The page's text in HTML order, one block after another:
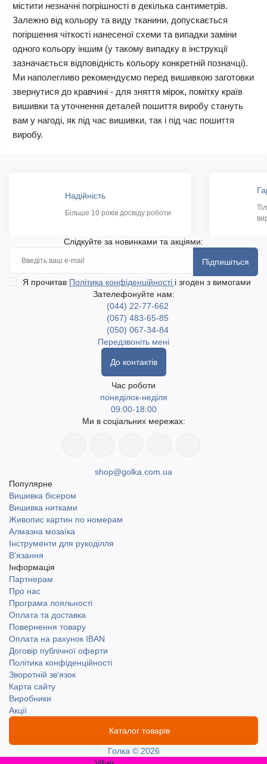
містити незначні погрішності в декілька сантиметрів.
Залежно від кольору та виду тканини, допускається
погіршення чіткості нанесеної схеми та випадки заміни
одного кольору іншим (у такому випадку в інструкції
зазначається відповідність кольору конкретній позначці).
Ми наполегливо рекомендуємо перед вишивкою заготовки
звернутися до кравчині - для зняття мірок, помітку країв
вишивки та уточнення деталей пошиття виробу стануть
вам у нагоді, як під час вишивки, так і під час пошиття
виробу.
Надійність
Більше 10 років досвіду роботи
Слідкуйте за новинками та акціями:
Підпишіться
Я прочитав Політика конфіденційності і згоден з вимогами
Зателефонуйте нам:
(044) 22-77-662
(067) 483-65-85
(050) 067-34-84
Передзвоніть мені
До контактів
Час роботи
понеділок-неділя
09:00-18:00
Ми в соціальних мережах:
shop@golka.com.ua
Популярне
Вишивка бісером
Вишивка нитками
Живопис картин по номерам
Алмазна мозаїка
Інструменти для рукоділля
В'язання
Інформація
Партнерам
Про нас
Програма лояльності
Оплата та доставка
Повернення товару
Оплата на рахунок IBAN
Договір публічної оферти
Політика конфіденційності
Зворотній зв'язок
Карта сайту
Виробники
Акції
Каталог товарів
Голка © 2026